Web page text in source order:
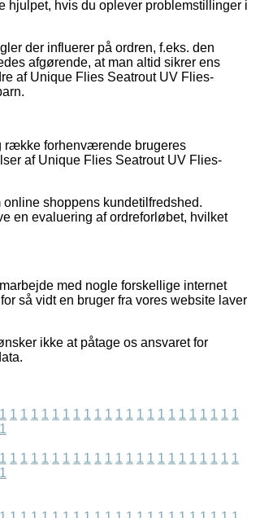
hjulpet, hvis du oplever problemstillinger i
der influerer på ordren, f.eks. den
afgørende, at man altid sikrer ens
af Unique Flies Seatrout UV Flies-
række forhenværende brugeres
af Unique Flies Seatrout UV Flies-
shoppens kundetilfredshed.
en evaluering af ordreforløbet, hvilket
med nogle forskellige internet
så vidt en bruger fra vores website laver
ikke at påtage os ansvaret for
1 1 1 1 1 1 1 1 1 1 1 1 1 1 1 1 1 1 1 1 1 1 1
1
1 1 1 1 1 1 1 1 1 1 1 1 1 1 1 1 1 1 1 1 1 1 1
1